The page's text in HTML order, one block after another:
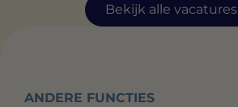
Bekijk alle vacatures
ANDERE FUNCTIES